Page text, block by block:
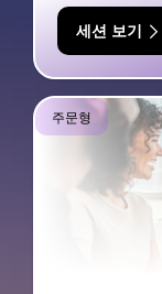
세션 보기
주문형